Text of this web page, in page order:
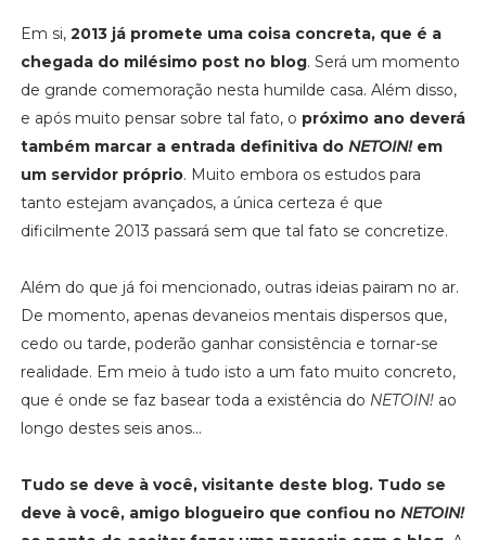
Em si, 2013 já promete uma coisa concreta, que é a
chegada do milésimo post no blog. Será um momento
de grande comemoração nesta humilde casa. Além disso,
e após muito pensar sobre tal fato, o próximo ano deverá
também marcar a entrada definitiva do NETOIN!em
um servidor próprio. Muito embora os estudos para
tanto estejam avançados, a única certeza é que
dificilmente 2013 passará sem que tal fato se concretize.
Além do que já foi mencionado, outras ideias pairam no ar.
De momento, apenas devaneios mentais dispersos que,
cedo ou tarde, poderão ganhar consistência e tornar-se
realidade. Em meio à tudo isto a um fato muito concreto,
que é onde se faz basear toda a existência do NETOIN!ao
longo destes seis anos...
Tudo se deve à você, visitante deste blog. Tudo se
deve à você, amigo blogueiro que confiou no NETOIN!